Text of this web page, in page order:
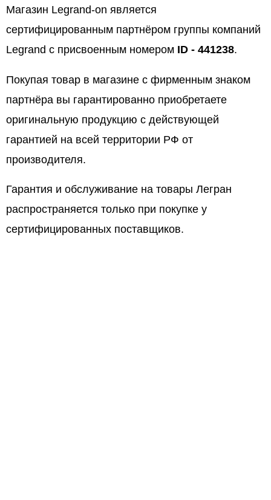
Магазин Legrand-on является
сертифицированным партнёром группы компаний
Legrand с присвоенным номером ID - 441238.
Покупая товар в магазине с фирменным знаком
партнёра вы гарантированно приобретаете
оригинальную продукцию с действующей
гарантией на всей территории РФ от
производителя.
Гарантия и обслуживание на товары Легран
распространяется только при покупке у
сертифицированных поставщиков.